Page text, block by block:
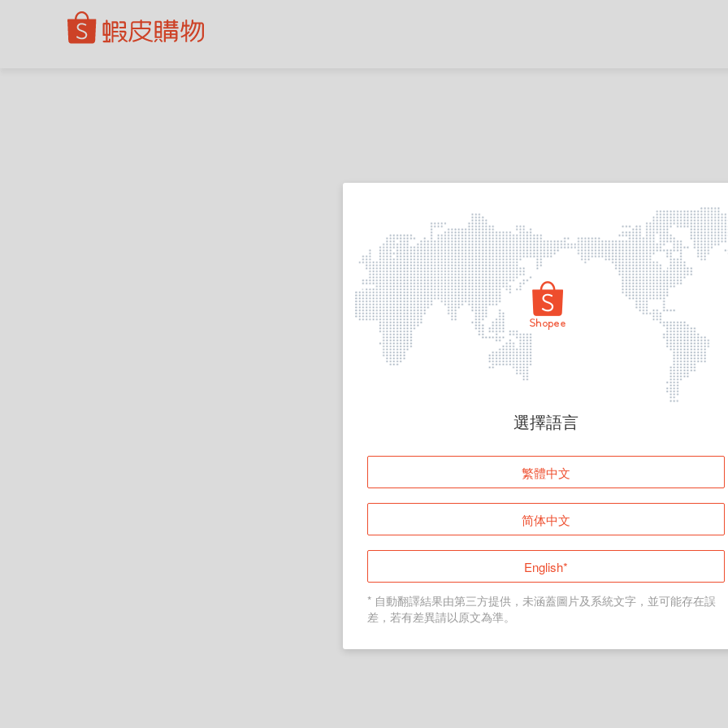
頁面無法顯示
登入
返回首頁
選擇語言
繁體中文
简体中文
English*
* 自動翻譯結果由第三方提供，未涵蓋圖片及系統文字，並可能存在誤
差，若有差異請以原文為準。